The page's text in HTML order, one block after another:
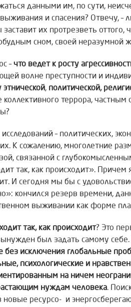
данными им, по сути,
и спасения? Отвечу, –
их протрезветь оттого,
сном, своей неразумной
–что ведет к росту
волне преступности и
этнической, политической,
террора, частным
– политических,
К сожалению, многолетние
связанной с
так, как происходит». Причем
И сегодня мы бы с
кончился резерв времени,
выживании как форме
так, как происходит? Это
был задать самому себе.
без исключения глобальные
психологические и
на ничем
нуждам человека.
ресурсо- и